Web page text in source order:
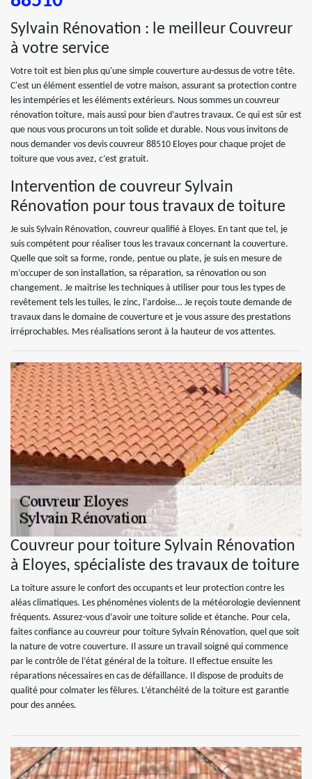
Sylvain Rénovation : le meilleur Couvreur
à votre service
Votre toit est bien plus qu'une simple couverture au-dessus de votre tête.
C'est un élément essentiel de votre maison, assurant sa protection contre
les intempéries et les éléments extérieurs. Nous sommes un couvreur
rénovation toiture, mais aussi pour bien d’autres travaux. Ce qui est sûr est
que nous vous procurons un toit solide et durable. Nous vous invitons de
nous demander vos devis couvreur 88510 Eloyes pour chaque projet de
toiture que vous avez, c’est gratuit.
Intervention de couvreur Sylvain
Rénovation pour tous travaux de toiture
Je suis Sylvain Rénovation, couvreur qualifié à Eloyes. En tant que tel, je
suis compétent pour réaliser tous les travaux concernant la couverture.
Quelle que soit sa forme, ronde, pentue ou plate, je suis en mesure de
m’occuper de son installation, sa réparation, sa rénovation ou son
changement. Je maitrise les techniques à utiliser pour tous les types de
revêtement tels les tuiles, le zinc, l’ardoise… Je reçois toute demande de
travaux dans le domaine de couverture et je vous assure des prestations
irréprochables. Mes réalisations seront à la hauteur de vos attentes.
Couvreur pour toiture Sylvain Rénovation
à Eloyes, spécialiste des travaux de toiture
La toiture assure le confort des occupants et leur protection contre les
aléas climatiques. Les phénomènes violents de la météorologie deviennent
fréquents. Assurez-vous d’avoir une toiture solide et étanche. Pour cela,
faites confiance au couvreur pour toiture Sylvain Rénovation, quel que soit
la nature de votre couverture. Il assure un travail soigné qui commence
par le contrôle de l’état général de la toiture. Il effectue ensuite les
réparations nécessaires en cas de défaillance. Il dispose de produits de
qualité pour colmater les fêlures. L’étanchéité de la toiture est garantie
pour des années.